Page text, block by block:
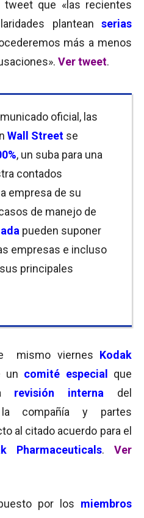
que «las recientes
plantean serias
más a menos
Ver tweet.
oficial, las
Wall Street se
, un suba para una
contados
empresa de su
de manejo de
pueden suponer
empresas e incluso
principales
mismo viernes Kodak
un comité especial
que
revisión interna del
compañía y partes
al citado acuerdo para el
Pharmaceuticals. Ver
por los miembros